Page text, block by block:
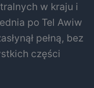
w kraju i
po Tel Awiw
pełną, bez
części